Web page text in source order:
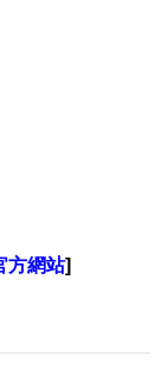
方網站]